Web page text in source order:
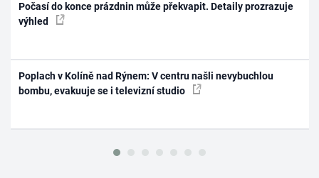
Počasí do konce prázdnin může překvapit. Detaily prozrazuje
výhled
Poplach v Kolíně nad Rýnem: V centru našli nevybuchlou
bombu, evakuuje se i televizní studio